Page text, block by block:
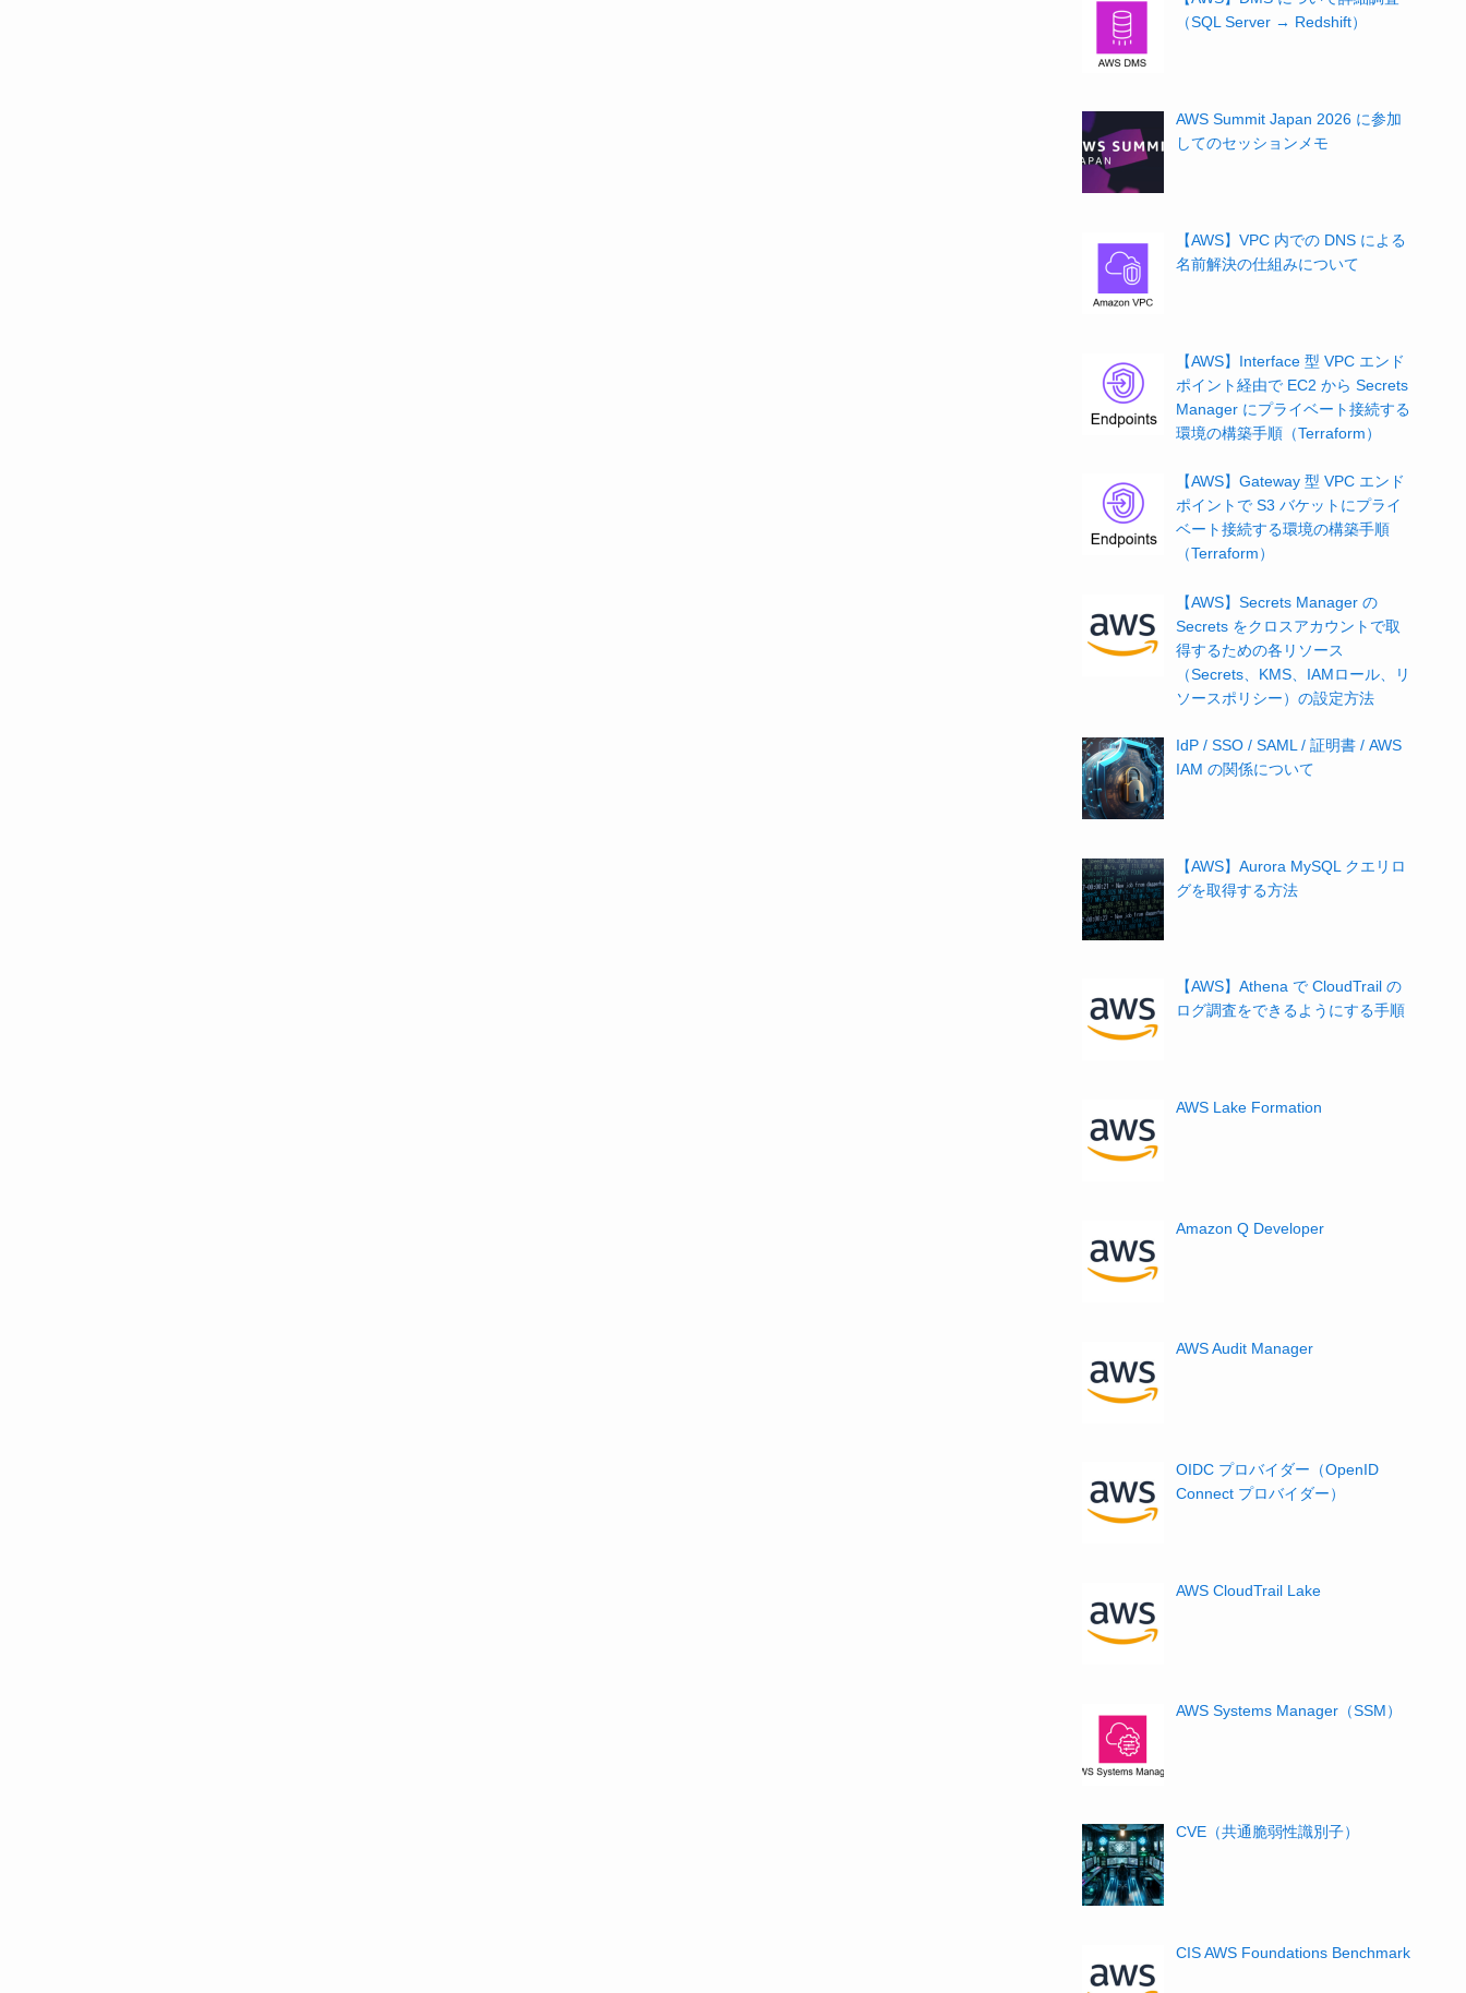
（SQL Server → Redshift）
AWS Summit Japan 2026 に参加
してのセッションメモ
【AWS】VPC 内での DNS による
名前解決の仕組みについて
【AWS】Interface 型 VPC エンド
ポイント経由で EC2 から Secrets
Manager にプライベート接続する
環境の構築手順（Terraform）
【AWS】Gateway 型 VPC エンド
ポイントで S3 バケットにプライ
ベート接続する環境の構築手順
（Terraform）
【AWS】Secrets Manager の
Secrets をクロスアカウントで取
得するための各リソース
（Secrets、KMS、IAMロール、リ
ソースポリシー）の設定方法
IdP / SSO / SAML / 証明書 / AWS
IAM の関係について
【AWS】Aurora MySQL クエリロ
グを取得する方法
【AWS】Athena で CloudTrail の
ログ調査をできるようにする手順
AWS Lake Formation
Amazon Q Developer
AWS Audit Manager
OIDC プロバイダー（OpenID
Connect プロバイダー）
AWS CloudTrail Lake
AWS Systems Manager（SSM）
CVE（共通脆弱性識別子）
CIS AWS Foundations Benchmark